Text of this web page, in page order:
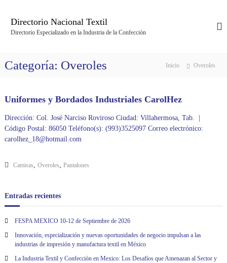
Directorio Nacional Textil
Directorio Especializado en la Industria de la Confección
Categoría: Overoles Inicio Overoles
Uniformes y Bordados Industriales CarolHez
Dirección: Col. José Narciso Roviroso Ciudad: Villahermosa, Tab. |
Código Postal: 86050 Teléfono(s): (993)3525097 Correo electrónico:
carolhez_18@hotmail.com
Camisas, Overoles, Pantalones
Entradas recientes
FESPA MEXICO 10-12 de Septiembre de 2026
Innovación, especialización y nuevas oportunidades de negocio impulsan a las
industrias de impresión y manufactura textil en México
La Industria Textil y Confección en Mexico: Los Desafíos que Amenazan al Sector y